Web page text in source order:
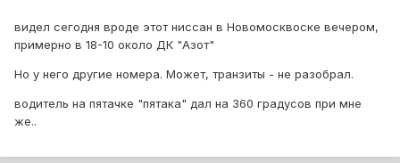
видел сегодня вроде этот ниссан в Новомосквоске вечером,
примерно в 18-10 около ДК "Азот"
Но у него другие номера. Может, транзиты - не разобрал.
водитель на пятачке "пятака" дал на 360 градусов при мне
же..